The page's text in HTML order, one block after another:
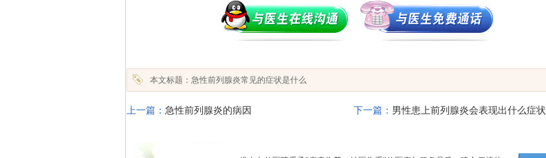
本文标题：急性前列腺炎常见的症状是什么
上一篇： 急性前列腺炎的病因 下一篇： 男性患上前列腺炎会表现出什么症状